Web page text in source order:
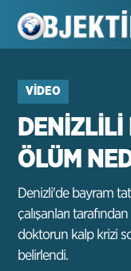
VIDEO
DENİZLİLİ
ÖLÜM
Denizli'de bayram
çalışanları
doktorun kalp krizi
belirlendi.